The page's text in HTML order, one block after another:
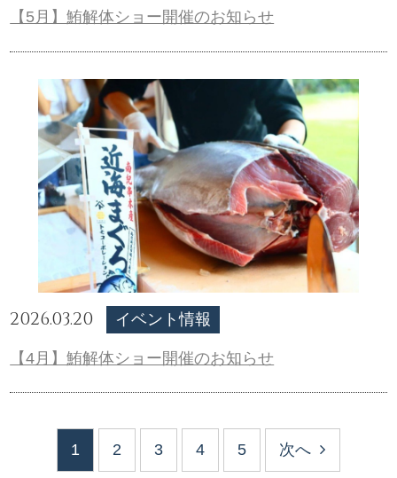
【5月】鮪解体ショー開催のお知らせ
2026.03.20 イベント情報
【4月】鮪解体ショー開催のお知らせ
1 2 3 4 5 次へ